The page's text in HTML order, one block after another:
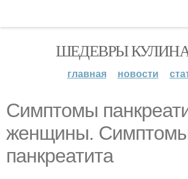
ШЕДЕВРЫ
главная новости
Симптомы
женщины.
панкреатита